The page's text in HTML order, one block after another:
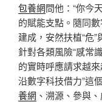
包養網問他：“你今
的賦能支點。隨同
建成，安然扶植“危”
針對各類風險“感常
的實時呼應請求越
沿數字科技借力”這
養網 、溯源、參與